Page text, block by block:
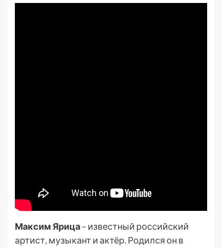
Максим Ярица– известный российский
артист, музыкант и актёр. Родился он в